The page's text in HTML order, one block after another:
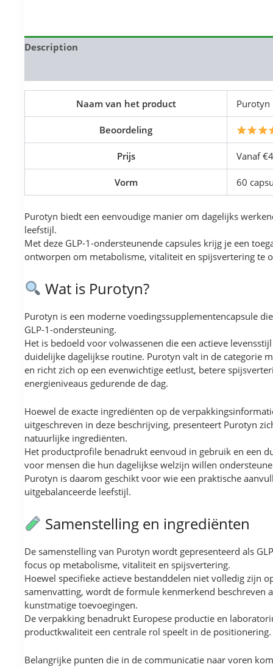
Description
Naam van het product Purotyn
Beoordeling
Prijs Vanaf
Vorm 60
Purotyn biedt een eenvoudige manier om dagelijks
leefstijl.
Met deze GLP-1-ondersteunende capsules krijg je een
ontworpen om metabolisme, vitaliteit en spijsvertering te
Wat is Purotyn?
Purotyn is een moderne voedingssupplementencapsule
GLP-1-ondersteuning.
Het is bedoeld voor volwassenen die een actieve
duidelijke dagelijkse routine. Purotyn valt in de categorie
en richt zich op een evenwichtige eetlust, betere
energieniveaus gedurende de dag.
Hoewel de exacte ingrediënten op de
uitgeschreven in deze beschrijving, presenteert Purotyn
natuurlijke ingrediënten.
Het productprofile benadrukt eenvoud in gebruik en een
voor mensen die hun dagelijkse welzijn willen
Purotyn is daarom geschikt voor wie een praktische
uitgebalanceerde leefstijl.
Samenstelling en ingrediënten
De samenstelling van Purotyn wordt gepresenteerd als
focus op metabolisme, vitaliteit en spijsvertering.
Hoewel specifieke actieve bestanddelen niet volledig zijn
samenvatting, wordt de formule kenmerkend beschreven
kunstmatige toevoegingen.
De verpakking benadrukt Europese productie en
productkwaliteit een centrale rol speelt in de positionering.
Belangrijke punten die in de communicatie naar voren